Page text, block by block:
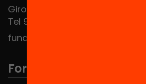
Girona 34, interior 08010
Tel 934 588 700
fundacio@equitat.org
Formamos parte de...